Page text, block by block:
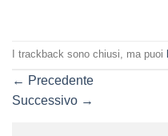
I trackback sono chiusi, ma puoi
← Precedente
Successivo →